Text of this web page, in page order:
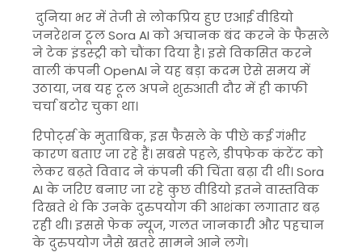
दुनिया भर में तेजी से लोकप्रिय हुए एआई वीडियो
जनरेशन टूलSora AI को अचानक बंद करने के फैसले
ने टेक इंडस्ट्री को चौंका दिया है। इसे विकसित करने
वाली कंपनीOpenAI ने यह बड़ा कदम ऐसे समय में
उठाया, जब यह टूल अपने शुरुआती दौर में ही काफी
चर्चा बटोर चुका था।
रिपोर्ट्स के मुताबिक, इस फैसले के पीछे कई गंभीर
कारण बताए जा रहे हैं। सबसे पहले, डीपफेक कंटेंट को
लेकर बढ़ते विवाद ने कंपनी की चिंता बढ़ा दी थी। Sora
AI के जरिए बनाए जा रहे कुछ वीडियो इतने वास्तविक
दिखते थे कि उनके दुरुपयोग की आशंका लगातार बढ़
रही थी। इससे फेक न्यूज, गलत जानकारी और पहचान
के दुरुपयोग जैसे खतरे सामने आने लगे।